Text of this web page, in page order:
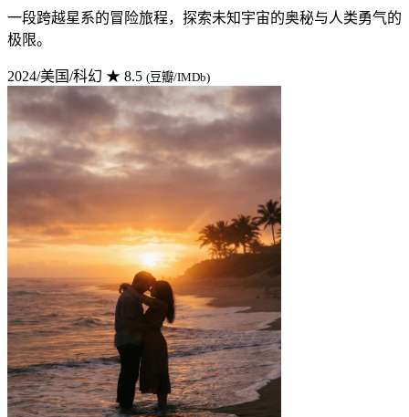
一段跨越星系的冒险旅程，探索未知宇宙的奥秘与人类勇气的
极限。
2024/美国/科幻 ★ 8.5 (豆瓣/IMDb)